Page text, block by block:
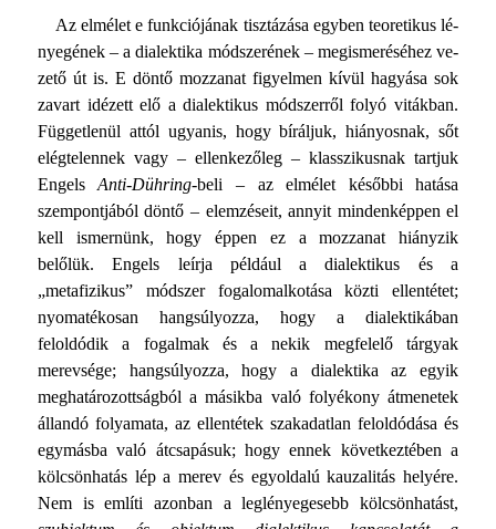
Az elmélet e funkciójának tisztázása egyben teoretikus lé­
nyegének – a dialektika módszerének – megismeréséhez ve­
zető út is. E döntő mozzanat figyelmen kívül hagyása sok
zavart idézett elő a dialektikus módszerről folyó vitákban.
Füg­getlenül attól ugyanis, hogy bíráljuk, hiányosnak, sőt
elégte­lennek vagy – ellenkezőleg – klasszikusnak tartjuk
EngelsAnti-Dühring-beli – az elmélet későbbi hatása
szempontjából döntő – elemzéseit, annyit mindenképpen el
kell ismernünk, hogy éppen ez a mozzanat hiányzik
belőlük. Engels leírja például a dialektikus és a
„metafizikus” módszer fogalomalko­tása közti ellentétet;
nyomatékosan hangsúlyozza, hogy a dia­lektikában
feloldódik a fogalmak és a nekik megfelelő tár­gyak
merevsége; hangsúlyozza, hogy a dialektika az egyik
meghatározottságból a másikba való folyékony átmenetek
ál­landó folyamata, az ellentétek szakadatlan feloldódása és
egy­másba való átcsapásuk; hogy ennek következtében a
kölcsön­hatás lép a merev és egyoldalú kauzalitás helyére.
Nem is említi azonban a leglényegesebb kölcsönhatást,